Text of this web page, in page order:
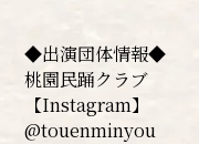
◆出演団体情報◆
桃園民踊クラブ
【Instagram】
@touenminyou